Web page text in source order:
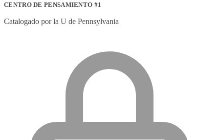
CENTRO DE PENSAMIENTO #1
Catalogado por la U de Pennsylvania